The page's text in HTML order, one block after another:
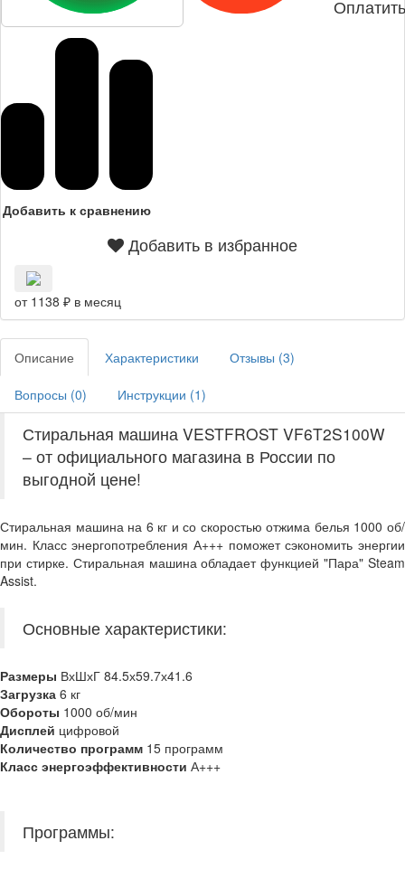
Добавить к сравнению
Добавить в избранное
от 1138 ₽ в месяц
Описание Характеристики Отзывы (3)
Вопросы (0) Инструкции (1)
Стиральная машина VESTFROST VF6T2S100W
– от официального магазина в России по
выгодной цене!
Стиральная машина на 6 кг и со скоростью отжима белья 1000 об/
мин. Класс энергопотребления А+++ поможет сэкономить энергии
при стирке. Стиральная машина обладает функцией "Пара" Steam
Assist.
Основные характеристики:
Размеры ВхШхГ 84.5х59.7х41.6
Загрузка 6 кг
Обороты 1000 об/мин
Дисплей цифровой
Количество программ 15 программ
Класс энергоэффективности А+++
Программы: